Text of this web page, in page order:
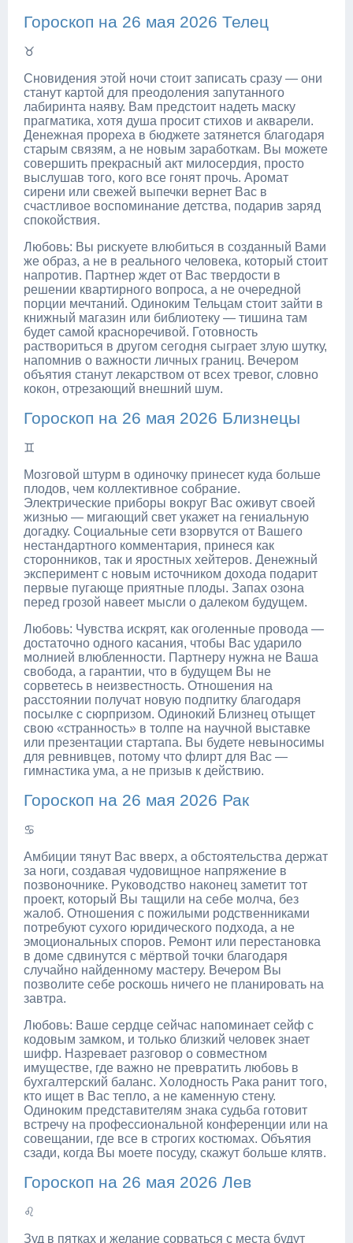
Гороскоп на 26 мая 2026 Телец
♉
Сновидения этой ночи стоит записать сразу — они
станут картой для преодоления запутанного
лабиринта наяву. Вам предстоит надеть маску
прагматика, хотя душа просит стихов и акварели.
Денежная прореха в бюджете затянется благодаря
старым связям, а не новым заработкам. Вы можете
совершить прекрасный акт милосердия, просто
выслушав того, кого все гонят прочь. Аромат
сирени или свежей выпечки вернет Вас в
счастливое воспоминание детства, подарив заряд
спокойствия.
Любовь: Вы рискуете влюбиться в созданный Вами
же образ, а не в реального человека, который стоит
напротив. Партнер ждет от Вас твердости в
решении квартирного вопроса, а не очередной
порции мечтаний. Одиноким Тельцам стоит зайти в
книжный магазин или библиотеку — тишина там
будет самой красноречивой. Готовность
раствориться в другом сегодня сыграет злую шутку,
напомнив о важности личных границ. Вечером
объятия станут лекарством от всех тревог, словно
кокон, отрезающий внешний шум.
Гороскоп на 26 мая 2026 Близнецы
♊
Мозговой штурм в одиночку принесет куда больше
плодов, чем коллективное собрание.
Электрические приборы вокруг Вас оживут своей
жизнью — мигающий свет укажет на гениальную
догадку. Социальные сети взорвутся от Вашего
нестандартного комментария, принеся как
сторонников, так и яростных хейтеров. Денежный
эксперимент с новым источником дохода подарит
первые пугающе приятные плоды. Запах озона
перед грозой навеет мысли о далеком будущем.
Любовь: Чувства искрят, как оголенные провода —
достаточно одного касания, чтобы Вас ударило
молнией влюбленности. Партнеру нужна не Ваша
свобода, а гарантии, что в будущем Вы не
сорветесь в неизвестность. Отношения на
расстоянии получат новую подпитку благодаря
посылке с сюрпризом. Одинокий Близнец отыщет
свою «странность» в толпе на научной выставке
или презентации стартапа. Вы будете невыносимы
для ревнивцев, потому что флирт для Вас —
гимнастика ума, а не призыв к действию.
Гороскоп на 26 мая 2026 Рак
♋
Амбиции тянут Вас вверх, а обстоятельства держат
за ноги, создавая чудовищное напряжение в
позвоночнике. Руководство наконец заметит тот
проект, который Вы тащили на себе молча, без
жалоб. Отношения с пожилыми родственниками
потребуют сухого юридического подхода, а не
эмоциональных споров. Ремонт или перестановка
в доме сдвинутся с мёртвой точки благодаря
случайно найденному мастеру. Вечером Вы
позволите себе роскошь ничего не планировать на
завтра.
Любовь: Ваше сердце сейчас напоминает сейф с
кодовым замком, и только близкий человек знает
шифр. Назревает разговор о совместном
имуществе, где важно не превратить любовь в
бухгалтерский баланс. Холодность Рака ранит того,
кто ищет в Вас тепло, а не каменную стену.
Одиноким представителям знака судьба готовит
встречу на профессиональной конференции или на
совещании, где все в строгих костюмах. Объятия
сзади, когда Вы моете посуду, скажут больше клятв.
Гороскоп на 26 мая 2026 Лев
♌
Зуд в пятках и желание сорваться с места будут